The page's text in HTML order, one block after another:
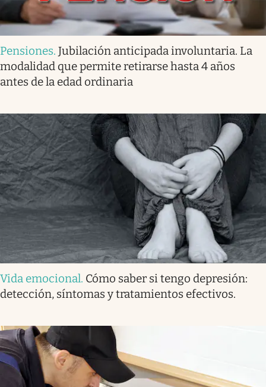
Pensiones. Jubilación anticipada involuntaria. La
modalidad que permite retirarse hasta 4 años
antes de la edad ordinaria
Vida emocional. Cómo saber si tengo depresión:
detección, síntomas y tratamientos efectivos.